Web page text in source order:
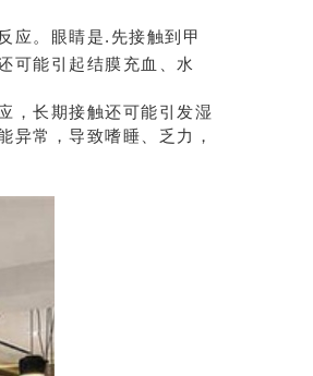
应。眼睛是.先接触到甲
可能引起结膜充血、水
长期接触还可能引发湿
异常，导致嗜睡、乏力，